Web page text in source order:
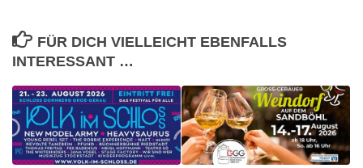
FÜR DICH VIELLEICHT EBENFALLS
INTERESSANT …